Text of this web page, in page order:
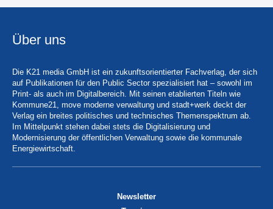
Über uns
Die K21 media GmbH ist ein zukunftsorientierter Fachverlag, der sich
auf Publikationen für den Public Sector spezialisiert hat – sowohl im
Print- als auch im Digitalbereich. Mit seinen etablierten Titeln wie
Kommune21, move moderne verwaltung und stadt+werk deckt der
Verlag ein breites politisches und technisches Themenspektrum ab.
Im Mittelpunkt stehen dabei stets die Digitalisierung und
Modernisierung der öffentlichen Verwaltung sowie die kommunale
Energiewirtschaft.
Newsletter